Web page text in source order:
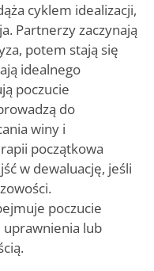
cyklem idealizacji,
Partnerzy zaczynają
potem stają się
idealnego
poczucie
do
winy i
początkowa
w dewaluację, jeśli
poczucie
lub